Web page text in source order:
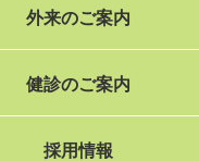
外来のご案内
健診のご案内
採用情報